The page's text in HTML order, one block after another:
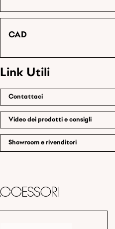
CAD
Link Utili
Contattaci
Video dei prodotti e consigli
Showroom e rivenditori